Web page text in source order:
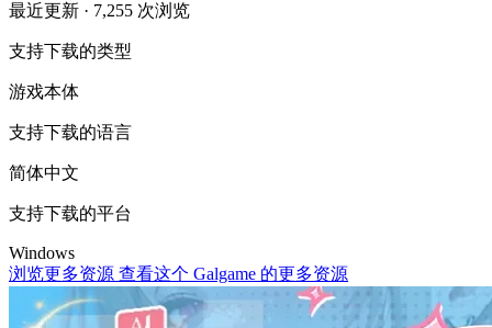
最近更新 · 7,255 次浏览
支持下载的类型
游戏本体
支持下载的语言
简体中文
支持下载的平台
Windows
浏览更多资源 查看这个 Galgame 的更多资源